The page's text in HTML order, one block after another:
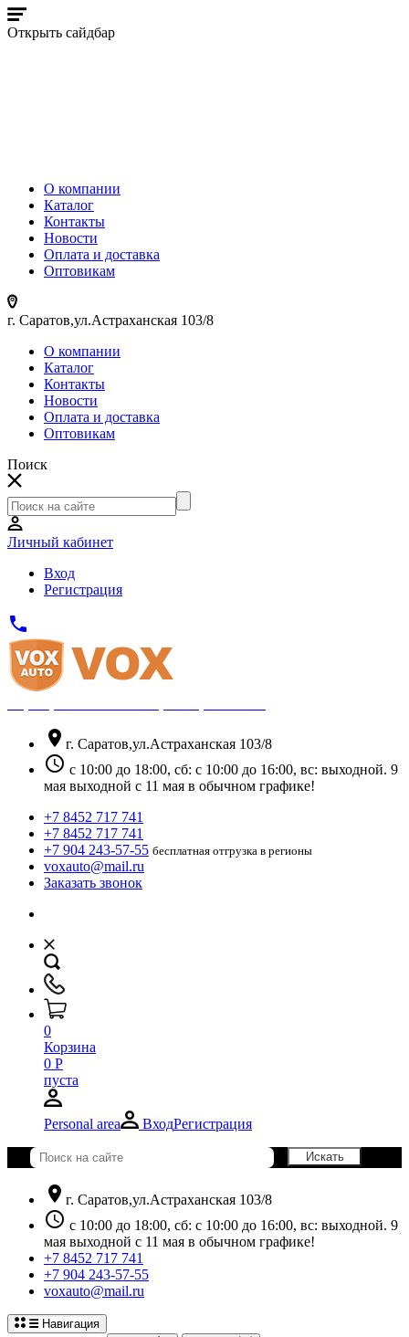
Открыть сайдбар
О компании
Каталог
Контакты
Новости
Оплата и доставка
Оптовикам
г. Саратов,ул.Астраханская 103/8
О компании
Каталог
Контакты
Новости
Оплата и доставка
Оптовикам
Поиск
Личный кабинет
Вход
Регистрация
phone
location_on г. Саратов,ул.Астраханская 103/8
schedule с 10:00 до 18:00, сб: с 10:00 до 16:00, вс: выходной. 9
мая выходной с 11 мая в обычном графике!
+7 8452 717 741
+7 8452 717 741
+7 904 243-57-55 бесплатная отгрузка в регионы
voxauto@mail.ru
Заказать звонок
0
Корзина
0 Р
пуста
Personal area ВходРегистрация
location_on г. Саратов,ул.Астраханская 103/8
schedule с 10:00 до 18:00, сб: с 10:00 до 16:00, вс: выходной. 9
мая выходной с 11 мая в обычном графике!
+7 8452 717 741
+7 904 243-57-55
voxauto@mail.ru
Навигация